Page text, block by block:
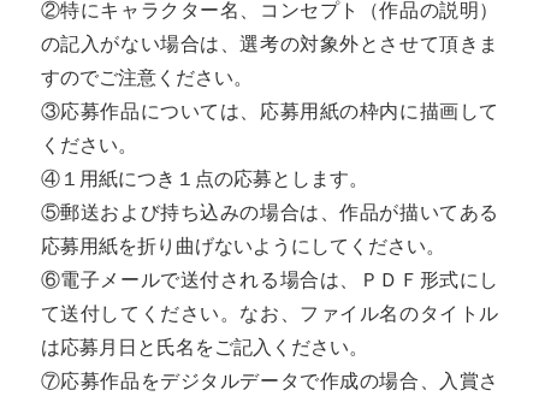
②特にキャラクター名、コンセプト（作品の説明）
の記入がない場合は、選考の対象外とさせて頂きま
すのでご注意ください。
③応募作品については、応募用紙の枠内に描画して
ください。
④１用紙につき１点の応募とします。
⑤郵送および持ち込みの場合は、作品が描いてある
応募用紙を折り曲げないようにしてください。
⑥電子メールで送付される場合は、ＰＤＦ形式にし
て送付してください。なお、ファイル名のタイトル
は応募月日と氏名をご記入ください。
⑦応募作品をデジタルデータで作成の場合、入賞さ